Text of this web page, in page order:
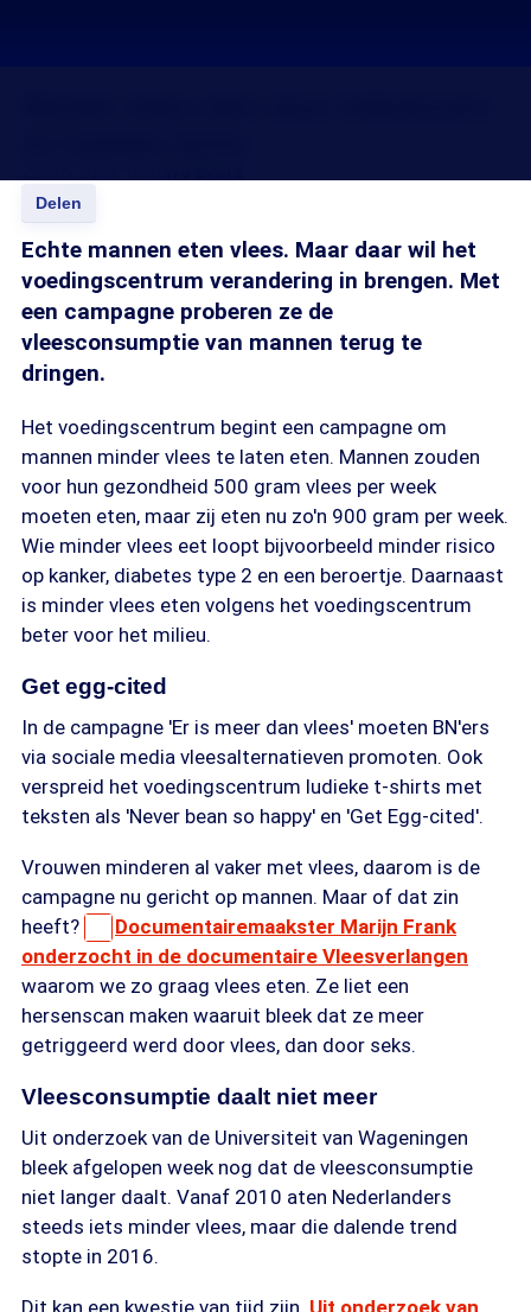
Delen
Echte mannen eten vlees. Maar daar wil het
voedingscentrum verandering in brengen. Met
een campagne proberen ze de
vleesconsumptie van mannen terug te
dringen.
Het voedingscentrum begint een campagne om
mannen minder vlees te laten eten. Mannen zouden
voor hun gezondheid 500 gram vlees per week
moeten eten, maar zij eten nu zo'n 900 gram per week.
Wie minder vlees eet loopt bijvoorbeeld minder risico
op kanker, diabetes type 2 en een beroertje. Daarnaast
is minder vlees eten volgens het voedingscentrum
beter voor het milieu.
Get egg-cited
In de campagne 'Er is meer dan vlees' moeten BN'ers
via sociale media vleesalternatieven promoten. Ook
verspreid het voedingscentrum ludieke t-shirts met
teksten als 'Never bean so happy' en 'Get Egg-cited'.
Vrouwen minderen al vaker met vlees, daarom is de
campagne nu gericht op mannen. Maar of dat zin
heeft?
Documentairemaakster Marijn Frank
onderzocht in de documentaire Vleesverlangen
waarom we zo graag vlees eten. Ze liet een
hersenscan maken waaruit bleek dat ze meer
getriggeerd werd door vlees, dan door seks.
Vleesconsumptie daalt niet meer
Uit onderzoek van de Universiteit van Wageningen
bleek afgelopen week nog dat de vleesconsumptie
niet langer daalt. Vanaf 2010 aten Nederlanders
steeds iets minder vlees, maar die dalende trend
stopte in 2016.
Dit kan een kwestie van tijd zijn. Uit onderzoek van